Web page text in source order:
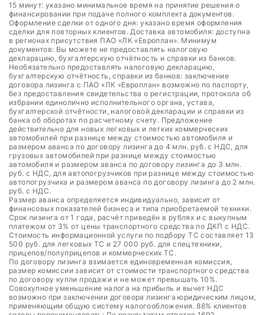
15 минут: указано минимальное время на принятие решения о
финансировании при подаче полного комплекта документов.
Оформление сделки от одного дня: указано время оформления
сделки для повторных клиентов. Доставка автомобиля: доступна
в регионах присутствия ПАО «ЛК «Европлан». Минимум
документов: Вы можете не предоставлять налоговую
декларацию, бухгалтерскую отчётность и справки из банков.
Необязательно предоставлять налоговую декларацию,
бухгалтерскую отчётность, справки из банков: заключение
договора лизинга с ПАО «ЛК «Европлан» возможно по паспорту,
без предоставления свидетельства о регистрации, протокола об
избрании единолично исполнительного органа, устава,
бухгалтерской отчётности, налоговой декларации и справки из
банка об оборотах по расчетному счету. Предложение
действительно для новых легковых и легких коммерческих
автомобилей при разнице между стоимостью автомобиля и
размером аванса по договору лизинга до 4 млн. руб. с НДС, для
грузовых автомобилей при разнице между стоимостью
автомобиля и размером аванса по договору лизинга до 3 млн.
руб. с НДС, для автопогрузчиков при разнице между стоимостью
автопогрузчика и размером аванса по договору лизинга до 2 млн.
руб. с НДС.
Размер аванса определяется индивидуально, зависит от
финансовых показателей бизнеса и типа приобретаемой техники.
Срок лизинга от 1 года, расчёт приведён в рублях и с выкупным
платежом от 3% от цены транспортного средства по ДКП с НДС.
Стоимость информационной услуги по подбору ТС составляет 13
500 руб. для легковых ТС и 27 000 руб. для спецтехники,
прицепов/полуприцепов и коммерческих ТС.
По договору лизинга взимается единовременная комиссия,
размер комиссии зависит от стоимости транспортного средства
по договору купли продажи и не может превышать 10%.
Совокупное уменьшение налога на прибыль и вычет НДС
возможно при заключении договора лизинга юридическим лицом,
применяющим общую систему налогообложения. 88% клиентов